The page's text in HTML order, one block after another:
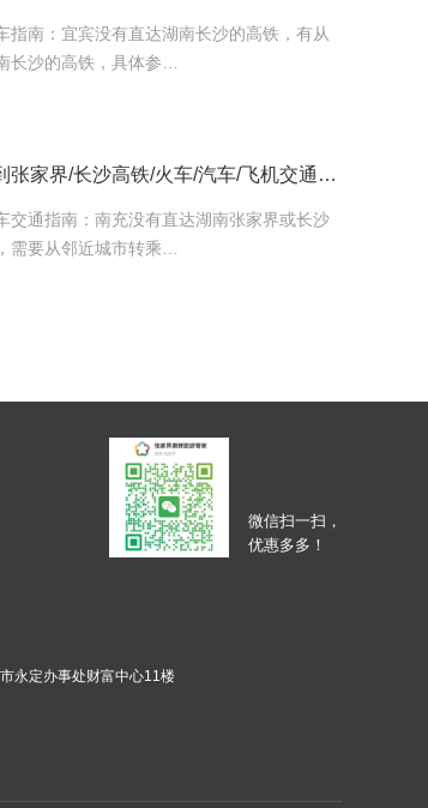
指南：宜宾没有直达湖南长沙的高铁，有从
长沙的高铁，具体参…
南充/内江到张家界/长沙高铁/火车/汽车/飞机交通指南
交通指南：南充没有直达湖南张家界或长沙
需要从邻近城市转乘…
微信扫一扫，
优惠多多！
永定办事处财富中心11楼